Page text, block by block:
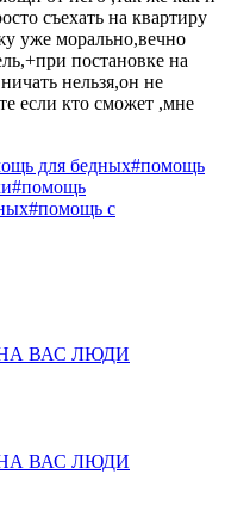
съехать на квартиру
уже морально,вечно
постановке на
нельзя,он не
если кто сможет ,мне
для бедных#помощь
#помощь
#помощь с
ВАС ЛЮДИ
ВАС ЛЮДИ